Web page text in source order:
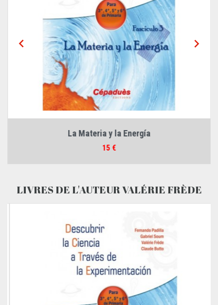

La Materia y la Energía
Prix
15 €

LIVRES DE L'AUTEUR VALÉRIE FRÈDE